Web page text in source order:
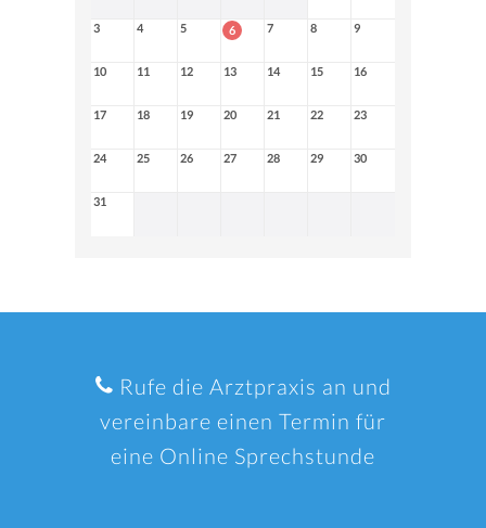
3 4 5 6 7 8 9
10 11 12 13 14 15 16
17 18 19 20 21 22 23
24 25 26 27 28 29 30
31
Rufe die Arztpraxis an und
vereinbare einen Termin für
eine Online Sprechstunde